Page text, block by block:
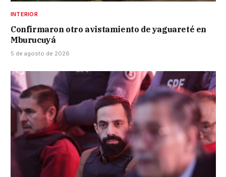
INTERIOR
Confirmaron otro avistamiento de yaguareté en
Mburucuyá
5 de agosto de 2026